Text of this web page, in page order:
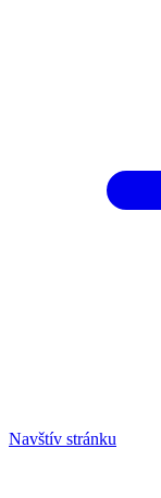
Navštív stránku